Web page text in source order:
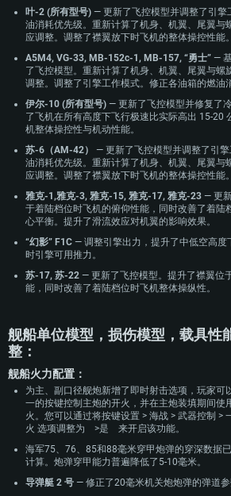
叶-2 (所有型号) — 更新了飞控模型并调整了引擎
油消耗优先级。重新计算了机身、机翼、尾翼与
应调整。调整了襟翼放下时飞机的整体操控性能。
A5M4, VG-33, MB-152c-1, MB-157, “勇士” —
了飞控模型。重新计算了机身、机翼、尾翼与螺
调整。调整了引擎工作模式。修正各油箱的燃油
伊尔-10 (所有型号) — 更新了飞控模型并修复了
了飞机在所有高度下飞行极速比实际高出 15-20
机整体操控性与机动性能。
苏-6（AM-42）
— 更新了飞控模型并调整了引
油消耗优先级。重新计算了机身、机翼、尾翼与
应调整。调整了襟翼放下时飞机的整体操控性能。
雅克-1,雅克-3, 雅克-15, 雅克-17, 雅克-23 — 更
于着陆档位时飞机的俯仰性能，同时改善了着陆
心平衡。提升了滑流效应对机翼的影响效果。
“幻影” F1C — 调整引擎出力，提升了中低空高度
时引擎可用推力。
苏-17, 苏-22 — 更新了飞控模型。提升了襟翼位
能，同时改善了着陆档位时飞机整体操纵性。
舰船单位模型，损伤模型，载具性
整：
舰船火力配置：
为主、副口径舰炮新增了即时射击选项，玩家可
一的按键控制主炮的开火，并在主炮装填期间使
火。您可以通过将按键设置 > 海战 > 武器控制 >
火 选项调整为 >是 来开启该功能。
海军75、76、85和88毫米穿甲炮弹的穿深数据
计算。炮弹穿甲能力普遍降低了5-10毫米。
导弹艇 2 号 — 修正了20毫米机关炮炮弹的弹道参